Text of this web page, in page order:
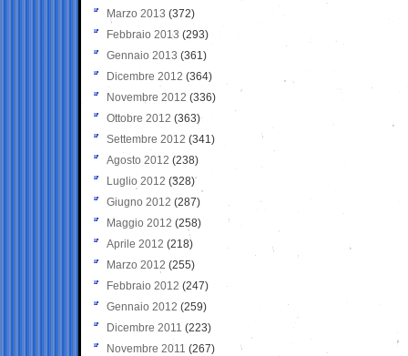
Marzo 2013 (372)
Febbraio 2013 (293)
Gennaio 2013 (361)
Dicembre 2012 (364)
Novembre 2012 (336)
Ottobre 2012 (363)
Settembre 2012 (341)
Agosto 2012 (238)
Luglio 2012 (328)
Giugno 2012 (287)
Maggio 2012 (258)
Aprile 2012 (218)
Marzo 2012 (255)
Febbraio 2012 (247)
Gennaio 2012 (259)
Dicembre 2011 (223)
Novembre 2011 (267)